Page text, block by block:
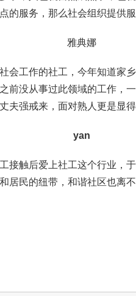
的服务，那么社会组织提供
雅典娜
会工作的社工，今年知道家
前没从事过此领域的工作，
夫强戒来，面对熟人更是显
yan
接触后爱上社工这个行业，
居民的纽带，和谐社区也离